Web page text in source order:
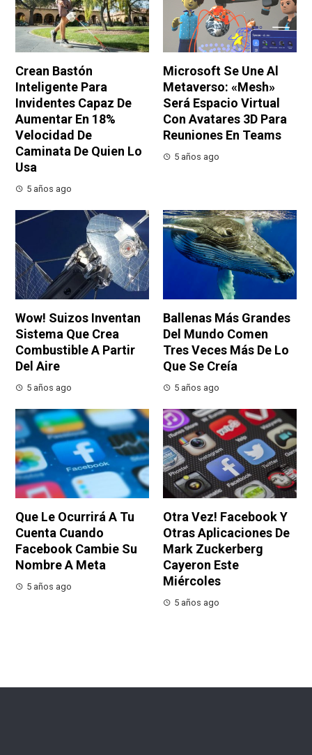
Crean Bastón
Inteligente Para
Invidentes Capaz De
Aumentar En 18%
Velocidad De
Caminata De Quien Lo
Usa
5 años ago
Microsoft Se Une Al
Metaverso: «Mesh»
Será Espacio Virtual
Con Avatares 3D Para
Reuniones En Teams
5 años ago
Wow! Suizos Inventan
Sistema Que Crea
Combustible A Partir
Del Aire
5 años ago
Ballenas Más Grandes
Del Mundo Comen
Tres Veces Más De Lo
Que Se Creía
5 años ago
Que Le Ocurrirá A Tu
Cuenta Cuando
Facebook Cambie Su
Nombre A Meta
5 años ago
Otra Vez! Facebook Y
Otras Aplicaciones De
Mark Zuckerberg
Cayeron Este
Miércoles
5 años ago